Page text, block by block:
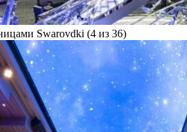
Swarovdki (4 из 36)